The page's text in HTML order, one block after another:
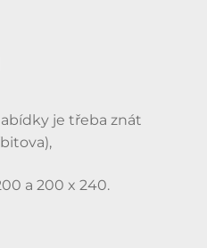
Urnové hroby skladem
Jednohroby, Dvojhroby
je třeba znát
a 200 x 240.